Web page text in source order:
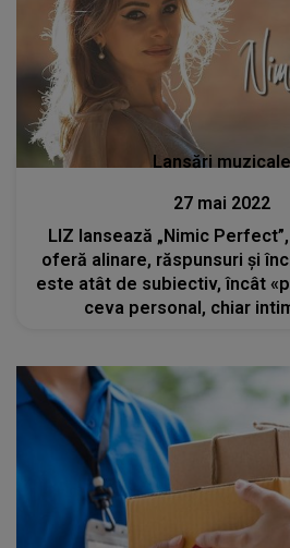
Lansări muzicale
27 mai 2022
LIZ lansează „Nimic
oferă alinare, răspunsuri și
este atât de subiectiv, încât
ceva personal, chiar